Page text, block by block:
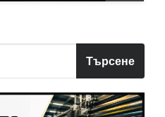
Търсене